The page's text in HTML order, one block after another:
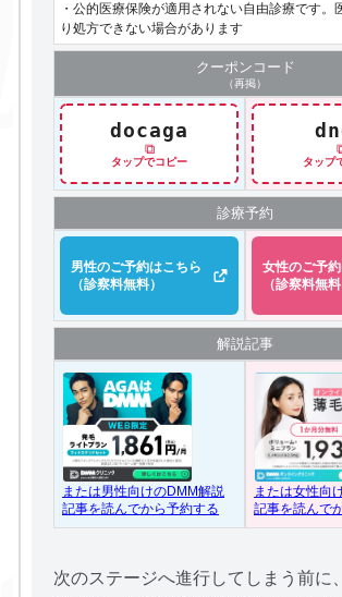
・公的医療保険が適用されない自由診療です。
り処方できない場合があります
クーポン コード
（再掲）
docaga
⧉
タップでコピー タップ
診療予約
男性のご予約はこちら
（診察料無料）
女性のご予
（診察料無料
解説記事
または男性向けのDMM解説
記事を読んでから予約する
または女性向
記事を読んで
次のステージへ進行してしまう前に